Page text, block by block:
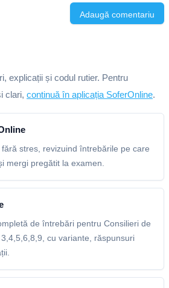
Adaugă comentariu
explicații și codul rutier. Pentru
clari, continuă în aplicația SoferOnline.
stres, revizuind întrebările pe care
mergi pregătit la examen.
de întrebări pentru Consilieri de
cu variante, răspunsuri